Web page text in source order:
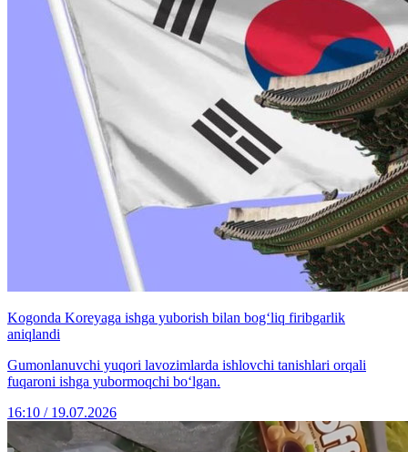
Kogonda Koreyaga ishga yuborish bilan bog‘liq firibgarlik
aniqlandi
Gumonlanuvchi yuqori lavozimlarda ishlovchi tanishlari orqali
fuqaroni ishga yubormoqchi bo‘lgan.
16:10 / 19.07.2026